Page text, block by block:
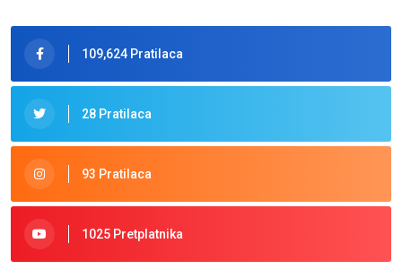
109,624 Pratilaca
28 Pratilaca
93 Pratilaca
1025 Pretplatnika